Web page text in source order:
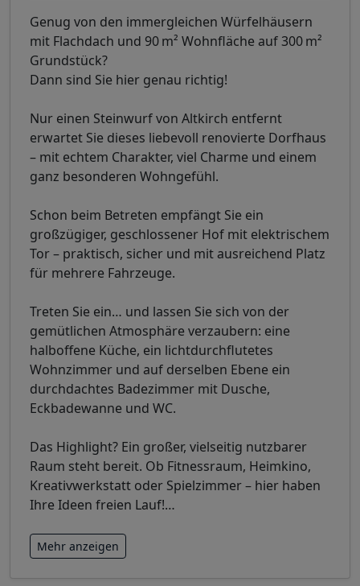
Genug von den immergleichen Würfelhäusern
mit Flachdach und 90 m² Wohnfläche auf 300 m²
Grundstück?
Dann sind Sie hier genau richtig!
Nur einen Steinwurf von Altkirch entfernt
erwartet Sie dieses liebevoll renovierte Dorfhaus
– mit echtem Charakter, viel Charme und einem
ganz besonderen Wohngefühl.
Schon beim Betreten empfängt Sie ein
großzügiger, geschlossener Hof mit elektrischem
Tor – praktisch, sicher und mit ausreichend Platz
für mehrere Fahrzeuge.
Treten Sie ein… und lassen Sie sich von der
gemütlichen Atmosphäre verzaubern: eine
halboffene Küche, ein lichtdurchflutetes
Wohnzimmer und auf derselben Ebene ein
durchdachtes Badezimmer mit Dusche,
Eckbadewanne und WC.
Das Highlight? Ein großer, vielseitig nutzbarer
Raum steht bereit. Ob Fitnessraum, Heimkino,
Kreativwerkstatt oder Spielzimmer – hier haben
Ihre Ideen freien Lauf!…
Mehr anzeigen